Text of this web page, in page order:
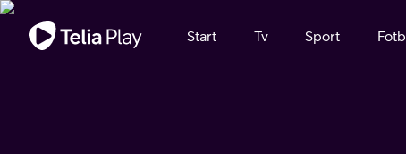
Viktigt meddelande
Start Tv Sport